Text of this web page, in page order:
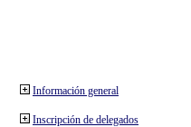
Información general
Inscripción de delegados